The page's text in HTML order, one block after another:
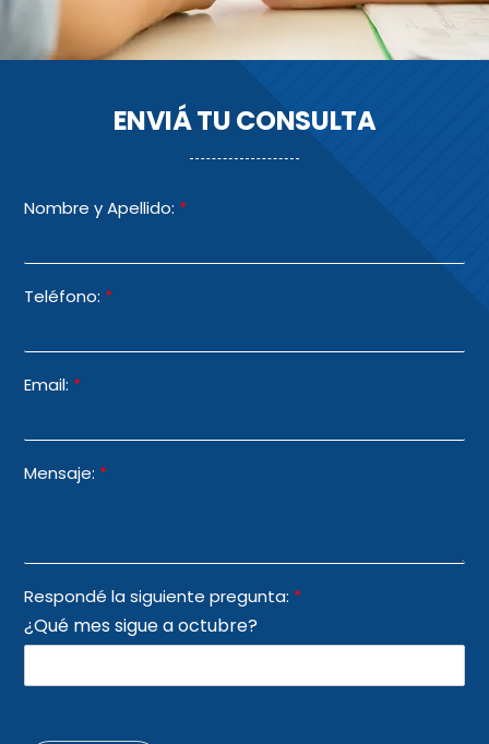
ENVIÁ TU CONSULTA
Nombre y Apellido: *
Teléfono: *
Email: *
Mensaje: *
Respondé la siguiente pregunta: *
¿Qué mes sigue a octubre?